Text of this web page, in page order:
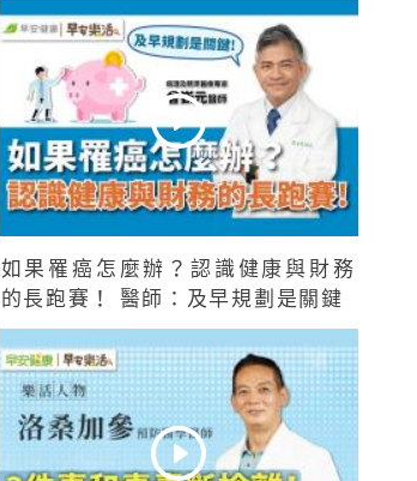
如果罹癌怎麼辦？認識健康與財務
的長跑賽！ 醫師：及早規劃是關鍵